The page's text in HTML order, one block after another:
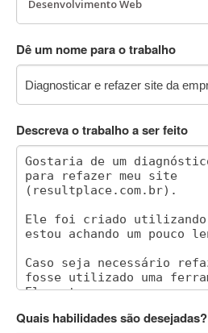
Dê um nome para o trabalho
Descreva o trabalho a ser feito
Quais habilidades são desejadas?